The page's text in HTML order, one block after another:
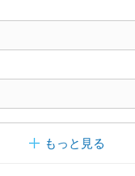
もっと見る